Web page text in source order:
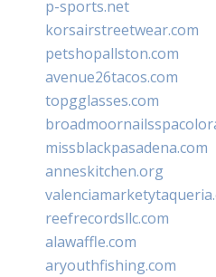
p-sports.net
korsairstreetwear.com
petshopallston.com
avenue26tacos.com
topgglasses.com
missblackpasadena.com
anneskitchen.org
reefrecordsllc.com
alawaffle.com
aryouthfishing.com